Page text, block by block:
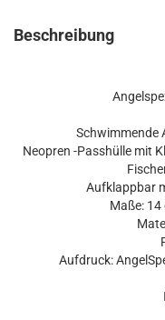
Beschreibung
Schwimmende
Neopren -Passhülle mit
Aufklappbar
Maße:
Aufdruck: